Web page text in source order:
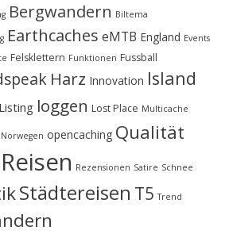
Bergwandern Biltema
Earthcaches eMTB England Events
Felsklettern Funktionen Fussball
Harz Innovation Island
Listing loggen Lost Place Multicache
Norwegen opencaching Qualität
Reisen Rezensionen Satire Schnee
Städtereisen T5 Trend